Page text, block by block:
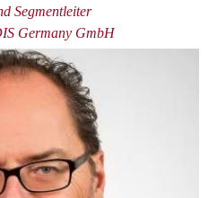
Segmentleiter
Germany GmbH